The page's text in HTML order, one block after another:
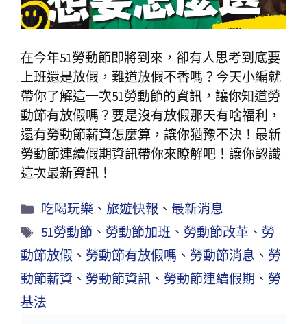
在今年51勞動節即將到來，卻有人思考到底要
上班還是放假，難道放假不香嗎？今天小編就
帶你了解這一次51勞動節的資訊，讓你知道勞
動節有放假嗎？要是沒有放假那天有啥福利，
還有勞動節薪資怎麼算，讓你猶豫不決！最新
勞動節連續假期資訊帶你來瞭解吧！讓你認識
這次最新資訊！
吃喝玩樂 、 旅遊快報 、最新消息
51勞動節 、 勞動節加班 、 勞動節改革 、 勞
動節放假 、 勞動節有放假嗎 、 勞動節消息 、 勞
動節薪資 、 勞動節資訊 、 勞動節連續假期 、 勞
基法